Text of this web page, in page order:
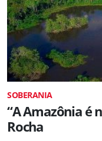
SOBERANIA
“A Amazônia é
Rocha